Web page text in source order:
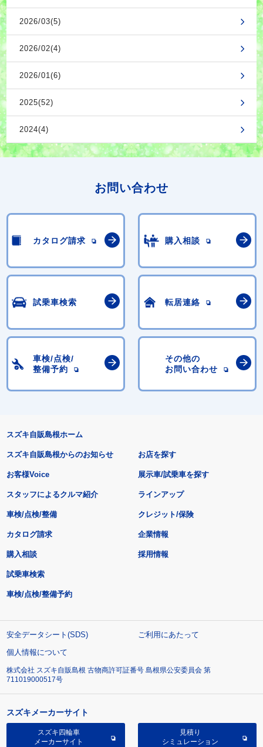
2026/03(5)
2026/02(4)
2026/01(6)
2025(52)
2024(4)
お問い合わせ
カタログ請求 購入相談
試乗車検索 転居連絡
車検/点検/
整備予約
その他の
お問い合わせ
スズキ自販島根ホーム
スズキ自販島根からのお知らせ
お客様Voice
スタッフによるクルマ紹介
お店を探す
展示車/試乗車を探す
ラインアップ
車検/点検/整備 クレジット/保険
カタログ請求
購入相談
試乗車検索
車検/点検/整備予約
企業情報
採用情報
安全データシート(SDS)
ご利用にあたって
個人情報について
株式会社 スズキ自販島根 古物商許可証番号 島根県公安委員会 第
711019000517号
スズキメーカーサイト
スズキ四輪車
メーカーサイト
見積り
シミュレーション